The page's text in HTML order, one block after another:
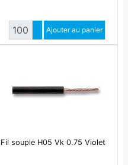
Quantité
Augmenter quantité
Diminuer quantité
Ajouter au panier
Fil souple H05 Vk 0.75 Violet